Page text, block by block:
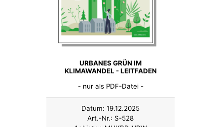
URBANES GRÜN IM
KLIMAWANDEL - LEITFADEN
- nur als PDF-Datei -
Datum: 19.12.2025
Art.-Nr.: S-528